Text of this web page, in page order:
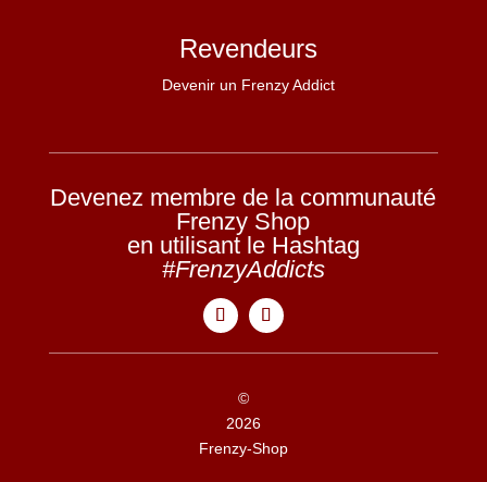
Revendeurs
Devenir un Frenzy Addict
Devenez membre de la communauté
Frenzy Shop
en utilisant le Hashtag
#FrenzyAddicts
©
2026
Frenzy-Shop